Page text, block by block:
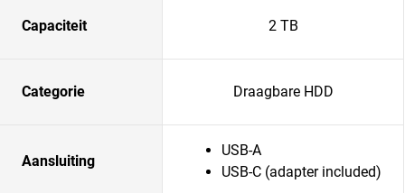
Capaciteit 2 TB
Categorie Draagbare HDD
Aansluiting
USB-A
USB-C (adapter included)